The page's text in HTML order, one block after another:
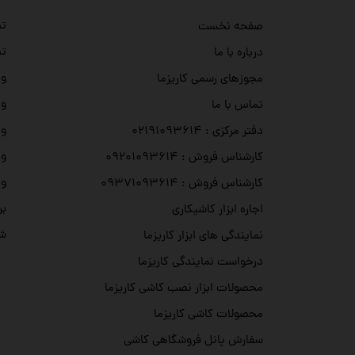
صفحه نخست
درباره با ما
مجوزهای رسمی کاریزما
تماس با ما
دفتر مرکزی : ۰۲۱۹۱۰۹۳۶۱۴
کارشناس فروش : ۰۹۲۰۱۰۹۳۶۱۴
کارشناس فروش : ۰۹۳۷۱۰۹۳۶۱۴
اجاره ابزار کاشیکاری
نمایندگی های ابزار کاریزما
درخواست نمایندگی کاریزما
محصولات ابزار نصب کاشی کاریزما
محصولات کاشی کاریزما
سفارش پانل فروشگاهی کاشی